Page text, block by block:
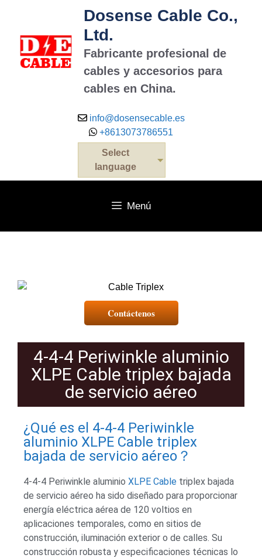
Dosense Cable Co.,
Ltd.
Fabricante profesional de
cables y accesorios para
cables en China.
info@dosensecable.es
+8613073786551
Select
language
Menú
Contáctenos
4-4-4 Periwinkle aluminio
XLPE Cable triplex bajada
de servicio aéreo
¿Qué es el 4-4-4 Periwinkle
aluminio XLPE Cable triplex
bajada de servicio aéreo？
4-4-4 Periwinkle aluminio XLPE Cable triplex bajada
de servicio aéreo ha sido diseñado para proporcionar
energía eléctrica aérea de 120 voltios en
aplicaciones temporales, como en sitios de
construcción, iluminación exterior o de calles. Su
construcción robusta y especificaciones técnicas lo